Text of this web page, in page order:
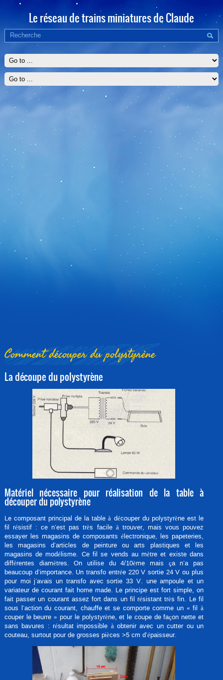
Le réseau de trains miniatures de Claude
Comment découper du polystyrène
La découpe du polystyrène
Matériel nécessaire pour réalisation de la table à
découper du polystyrène
Le composant principal de la table à découper du polystyrène est le
fil résistif : ce n’est pas très facile à trouver, mais vous pouvez
essayer les magasins de composants électronique, les papeteries,
les magasins d’articles de peinture ou arts plastiques et les
magasins de modélisme. Ce fil se vends au mètre et existe dans
différentes diamètres. On utilise du 4/10ème mais ça n’a pas
beaucoup d’importance. Un transfo entrée 220 V sortie 24 V ou plus
pour moi j’avais un transfo avec sortie 33 V. une ampoule et un
variateur de courant fait home made. Le principe est fort simple, on
fait passer un courant assez fort dans un fil résistant très fin. Le fil
sous l’action du courant, chauffe et se comporte comme un « fil à
couper le beurre » pour le polystyrène, et le coupe de façon nette et
sans bavures : résultat impossible à obtenir avec un cutter ou un
couteau, surtout pour de grosses pièces >5 cm d’épaisseur.